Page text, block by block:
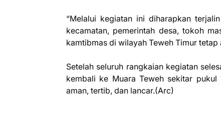
“Melalui kegiatan ini diharapkan
kecamatan, pemerintah desa, tokoh
kamtibmas di wilayah Teweh Timur
Setelah seluruh rangkaian kegiatan
kembali ke Muara Teweh sekitar pukul
aman, tertib, dan lancar.(Arc)